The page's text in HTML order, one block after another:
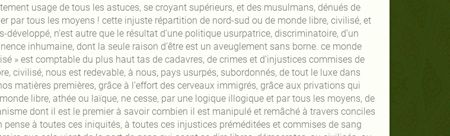
usage de tous les astuces, se croyant supérieurs, et des musulmans, dénués de
par tous les moyens ! cette injuste répartition de nord-sud ou de monde libre, civilisé, et
développé, n’est autre que le résultat d’une politique usurpatrice, discriminatoire, d’un
inhumaine, dont la seule raison d’être est un aveuglement sans borne. ce monde
» est comptable du plus haut tas de cadavres, de crimes et d’injustices commises de
civilisé, nous est redevable, à nous, pays usurpés, subordonnés, de tout le luxe dans
matières premières, grâce à l’effort des cerveaux immigrés, grâce aux privations qui
libre, athée ou laïque, ne cesse, par une logique illogique et par tous les moyens, de
dont il est le premier à savoir combien il est manipulé et remâché à travers conciles
pense à toutes ces iniquités, à toutes ces injustices préméditées et commises de sang